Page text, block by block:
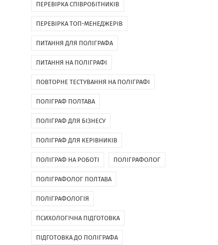
ПЕРЕВІРКА СПІВРОБІТНИКІВ
ПЕРЕВІРКА ТОП-МЕНЕДЖЕРІВ
ПИТАННЯ ДЛЯ ПОЛІГРАФА
ПИТАННЯ НА ПОЛІГРАФІ
ПОВТОРНЕ ТЕСТУВАННЯ НА ПОЛІГРАФІ
ПОЛІГРАФ ПОЛТАВА
ПОЛІГРАФ ДЛЯ БІЗНЕСУ
ПОЛІГРАФ ДЛЯ КЕРІВНИКІВ
ПОЛІГРАФ НА РОБОТІ ПОЛІГРАФОЛОГ
ПОЛІГРАФОЛОГ ПОЛТАВА
ПОЛІГРАФОЛОГІЯ
ПСИХОЛОГІЧНА ПІДГОТОВКА
ПІДГОТОВКА ДО ПОЛІГРАФА